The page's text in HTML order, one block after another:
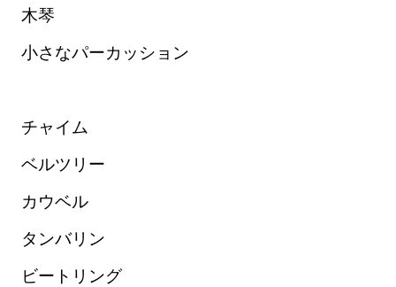
木琴
小さなパーカッション
チャイム
ベルツリー
カウベル
タンバリン
ビートリング